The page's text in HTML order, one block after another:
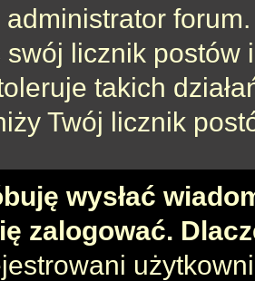
swój licznik postów
takich
Twój licznik
wysłać
zalogować.